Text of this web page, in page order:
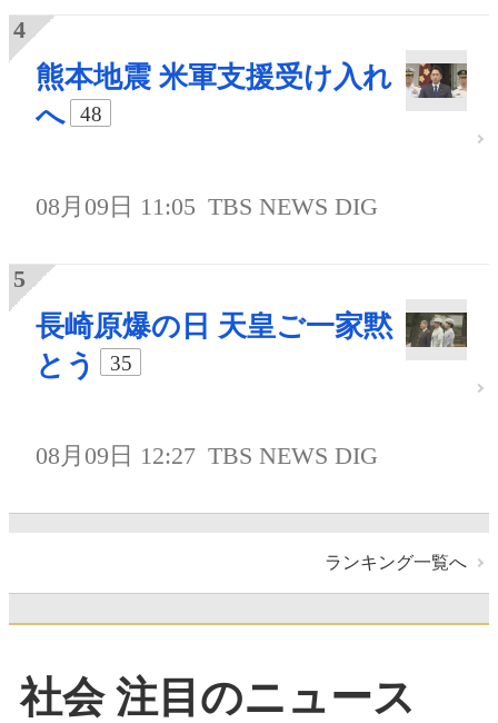
熊本地震 米軍支援受け入れ
へ
48
08月09日 11:05 TBS NEWS DIG
長崎原爆の日 天皇ご一家黙
とう
35
08月09日 12:27 TBS NEWS DIG
ランキング一覧へ
社会 注目のニュース